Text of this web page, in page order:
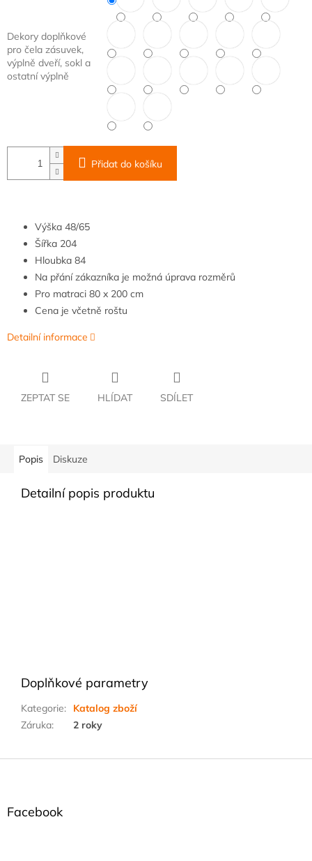
Dekory doplňkové
pro čela zásuvek,
výplně dveří, sokl a
ostatní výplně
Přidat do košíku
Výška 48/65
Šířka 204
Hloubka 84
Na přání zákazníka je možná úprava rozměrů
Pro matraci 80 x 200 cm
Cena je včetně roštu
Detailní informace
ZEPTAT SE HLÍDAT SDÍLET
Popis Diskuze
Detailní popis produktu
Doplňkové parametry
Kategorie:
Katalog zboží
Záruka: 2 roky
Z
Facebook